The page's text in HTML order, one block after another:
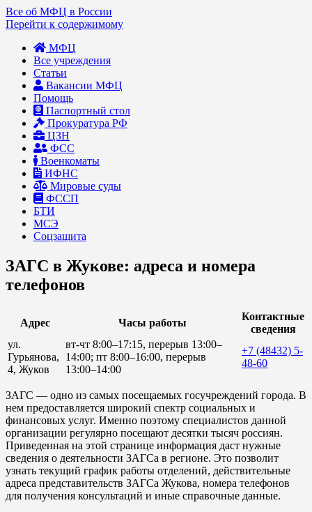
Все об МФЦ в России
Перейти к содержимому
МФЦ
Все учреждения
Статьи
Вакансии МФЦ
Помощь
Паспортный стол
Прокуратура РФ
ЦЗН
ФСС
Военкоматы
ИФНС
Мировые суды
ФССП
БТИ
МСЭ
Соцзащита
ЗАГС в Жукове: адреса и номера
телефонов
Адрес Часы работы
Контактные
сведения
ул.
Гурьянова,
4, Жуков
вт-чт 8:00–17:15, перерыв 13:00–
14:00; пт 8:00–16:00, перерыв
13:00–14:00
+7 (48432) 5-
48-60
ЗАГС — одно из самых посещаемых госучреждений города. В
нем предоставляется широкий спектр социальных и
финансовых услуг. Именно поэтому специалистов данной
организации регулярно посещают десятки тысяч россиян.
Приведенная на этой странице информация даст нужные
сведения о деятельности ЗАГСа в регионе. Это позволит
узнать текущий график работы отделений, действительные
адреса представительств ЗАГСа Жукова, номера телефонов
для получения консультаций и иные справочные данные.